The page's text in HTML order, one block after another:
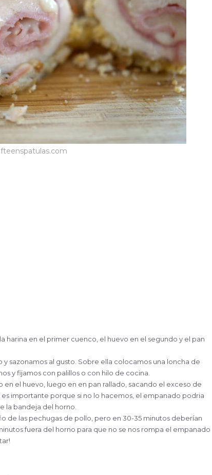
harina en el primer cuenco, el huevo en el segundo y el pan
sazonamos al gusto. Sobre ella colocamos una loncha de
y fijamos con palillos o con hilo de cocina.
en el huevo, luego en en pan rallado, sacando el exceso de
importante porque si no lo hacemos, el empanado podria
la bandeja del horno.
de las pechugas de pollo, pero en 30-35 minutos deberían
fuera del horno para que no se nos rompa el empanado